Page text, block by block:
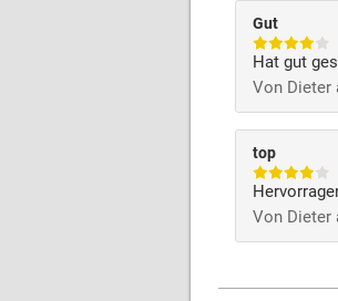
Gut
Hat gut
Von Dieter
top
Von Dieter